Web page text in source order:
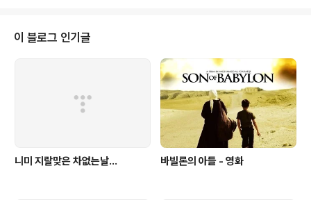
없이 발을 들이댔더라도, 들이댄 뒤 알게된 모든것들에 대해 매너리즘식으로 먼
산바라보기를 한다면, 똑같은 것들 아니냐고 볼 수 있는거 아니냐? 똥은 똥끼리
이 블로그 인기글
니미 지랄맞은 차없는날... 바빌론의 아들 - 영화